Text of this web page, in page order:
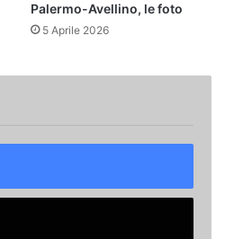
Palermo-Avellino, le foto
5 Aprile 2026